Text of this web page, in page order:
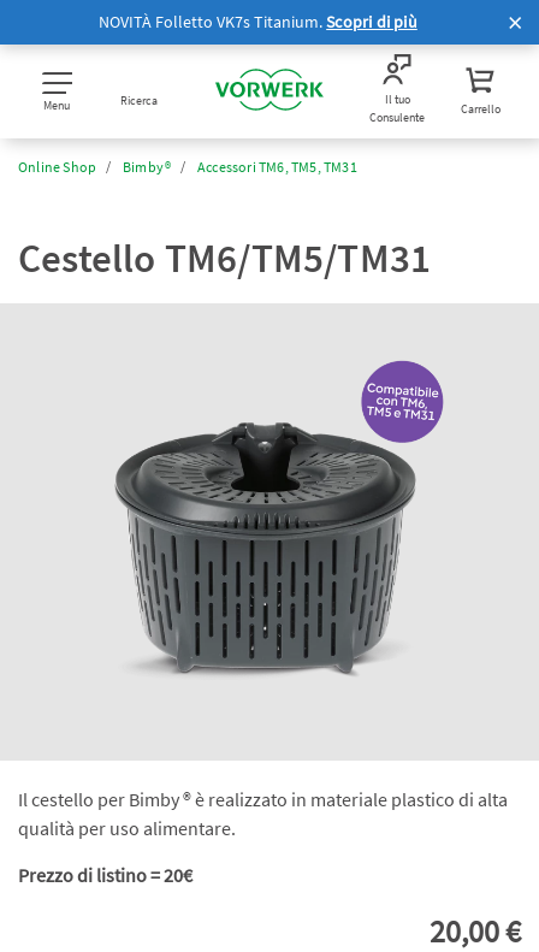
NOVITÀ Folletto VK7s Titanium.Scopri di più
Menu Ricerca
Il tuo
Consulente
Carrello
Online Shop Bimby® Accessori TM6, TM5, TM31
Cestello TM6/TM5/TM31
Il cestello per Bimby ® è realizzato in materiale plastico di alta
qualità per uso alimentare.
Prezzo di listino = 20€
20,00 €